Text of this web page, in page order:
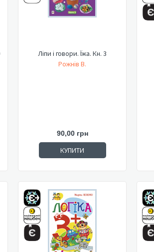
Ліпи і говори. Їжа. Кн. 3
Рожнів В.
90,00 грн
КУПИТИ